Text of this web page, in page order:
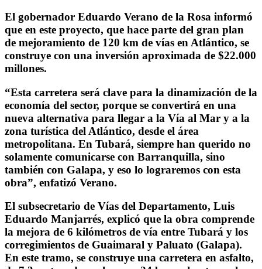
El gobernador Eduardo Verano de la Rosa informó
que en este proyecto, que hace parte del gran plan
de mejoramiento de 120 km de vías en Atlántico, se
construye con una inversión aproximada de $22.000
millones.
“Esta carretera será clave para la dinamización de la
economía del sector, porque se convertirá en una
nueva alternativa para llegar a la Vía al Mar y a la
zona turística del Atlántico, desde el área
metropolitana. En Tubará, siempre han querido no
solamente comunicarse con Barranquilla, sino
también con Galapa, y eso lo lograremos con esta
obra”, enfatizó Verano.
El subsecretario de Vías del Departamento, Luis
Eduardo Manjarrés, explicó que la obra comprende
la mejora de 6 kilómetros de vía entre Tubará y los
corregimientos de Guaimaral y Paluato (Galapa).
En este tramo, se construye una carretera en asfalto,